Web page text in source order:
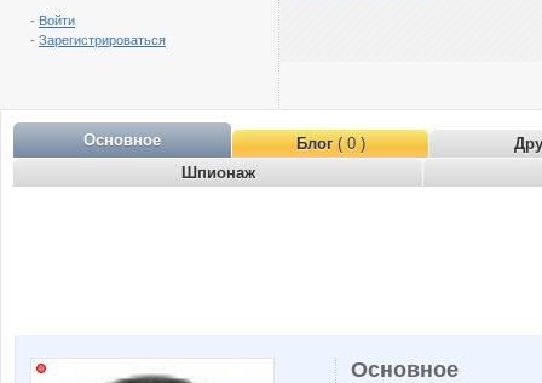
- Войти
- Зарегистрироваться
Основное Блог( 0 )
Шпионаж
Основное